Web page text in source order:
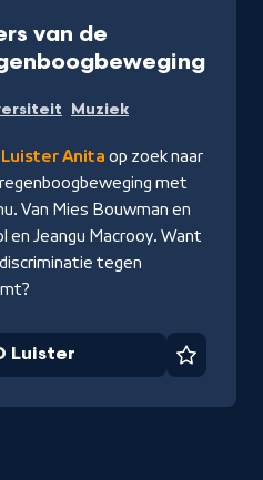
van de
-
Muziek
Luister Anita op zoek naar
met
Van Mies Bouwman en
en Jeangu Macrooy. Want
tegen
Luister